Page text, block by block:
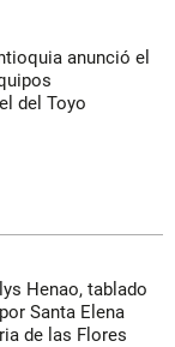
anunció el
del Toyo
Henao, tablado
Santa Elena
de las Flores